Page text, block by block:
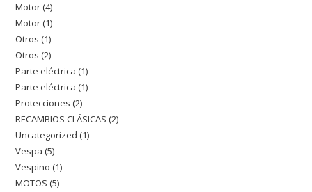
producto
Motor 44
productos
Motor 11
producto
Otros 11
producto
Otros 22
productos
Parte eléctrica 11
producto
Parte eléctrica 11
Protecciones 22
productos
RECAMBIOS CLÁSICAS 22
Uncategorized 11
Vespa 55
productos
Vespino 11
MOTOS 55